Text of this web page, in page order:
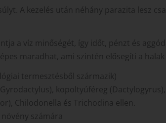
A kezelés után néhány parazita lesz
a víz minőségét, így időt, pénzt és
maradhat, ami szintén elősegíti a
termesztésből származik)
kopoltyúféreg
Chilodonella és Trichodina ellen.
számára